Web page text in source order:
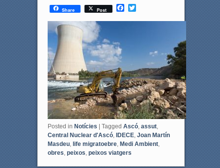
Share Post
F
c
T
i
Posted in Notícies Tagged Ascó, assut,
Central Nuclear d'Ascó, IDECE, Joan Martín
Masdeu, life migratoebre, Medi Ambient,
obres, peixos, peixos viatgers